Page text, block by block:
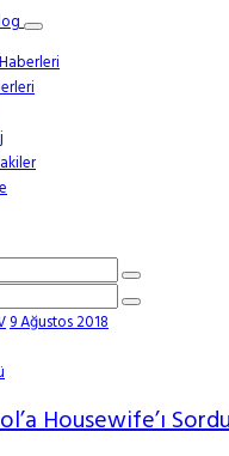
9 Ağustos 2018
Housewife’ı